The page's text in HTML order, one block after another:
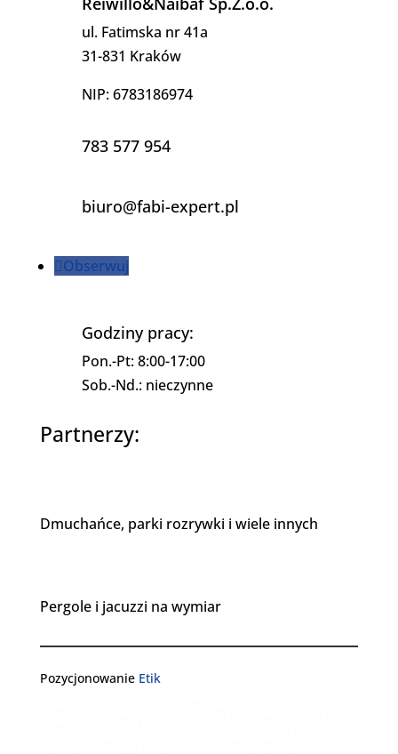
ul. Fatimska nr 41a
31-831 Kraków
NIP: 6783186974
783 577 954
biuro@fabi-expert.pl
Obserwuj
Godziny pracy:
Pon.-Pt: 8:00-17:00
Sob.-Nd.: nieczynne
Partnerzy:
Dmuchańce, parki rozrywki i wiele innych
Pergole i jacuzzi na wymiar
PozycjonowanieEtik